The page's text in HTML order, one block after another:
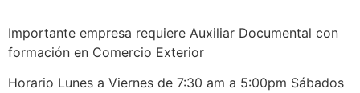
Importante empresa requiere Auxiliar Documental con
formación en Comercio Exterior
Horario Lunes a Viernes de 7:30 am a 5:00pm Sábados